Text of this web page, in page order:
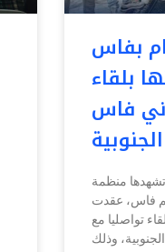
بفاس
بلقاء
فاس
الجنوبية
تشهدها منظمة
فاس، عقدت
تواصليا مع
وذلك